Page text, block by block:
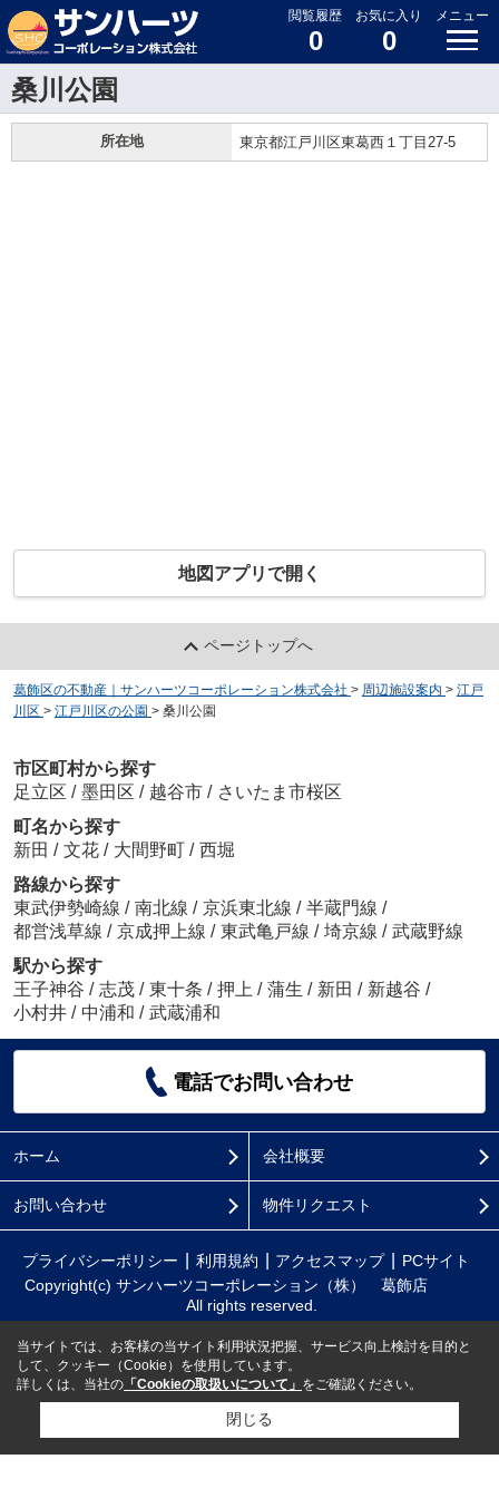
閲覧履歴
0
お気に入り
0
メニュー
桑川公園
所在地 東京都江戸川区東葛西１丁目27-5
地図アプリで開く
ページトップへ
葛飾区の不動産｜サンハーツコーポレーション株式会社 > 周辺施設案内 > 江戸
川区 > 江戸川区の公園 > 桑川公園
市区町村から探す
足立区 / 墨田区 / 越谷市 / さいたま市桜区
町名から探す
新田 / 文花 / 大間野町 / 西堀
路線から探す
東武伊勢崎線 / 南北線 / 京浜東北線 / 半蔵門線 /
都営浅草線 / 京成押上線 / 東武亀戸線 / 埼京線 / 武蔵野線
駅から探す
王子神谷 / 志茂 / 東十条 / 押上 / 蒲生 / 新田 / 新越谷 /
小村井 / 中浦和 / 武蔵浦和
電話でお問い合わせ
ホーム 会社概要
お問い合わせ 物件リクエスト
プライバシーポリシー 利用規約 アクセスマップ
PCサイト
Copyright(c) サンハーツコーポレーション（株） 葛飾店
All rights reserved.
当サイトでは、お客様の当サイト利用状況把握、サービス向上検討を目的と
して、クッキー（Cookie）を使用しています。
詳しくは、当社の 「Cookieの取扱いについて」 をご確認ください。
閉じる